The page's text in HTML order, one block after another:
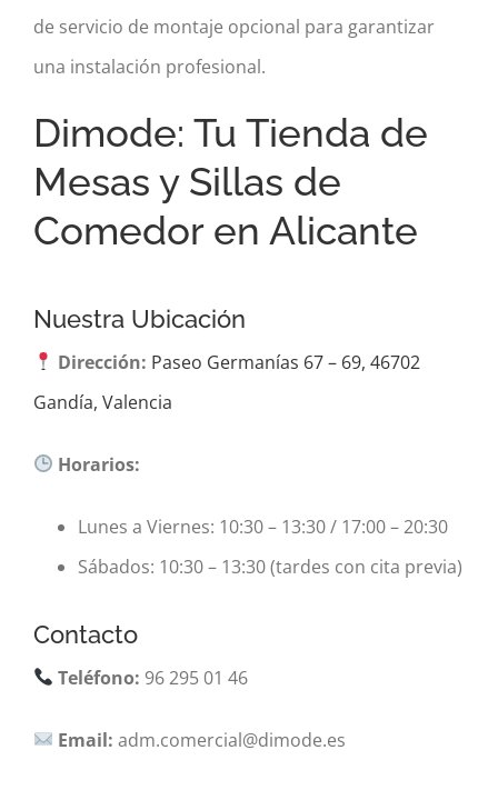
de servicio de montaje opcional para garantizar
una instalación profesional.
Dimode: Tu Tienda de
Mesas y Sillas de
Comedor en Alicante
Nuestra Ubicación
Dirección: Paseo Germanías 67 – 69, 46702
Gandía, Valencia
Horarios:
Lunes a Viernes: 10:30 – 13:30 / 17:00 – 20:30
Sábados: 10:30 – 13:30 (tardes con cita previa)
Contacto
Teléfono: 96 295 01 46
Email: adm.comercial@dimode.es